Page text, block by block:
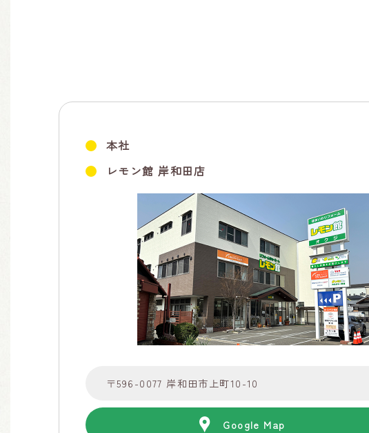
本社
レモン館 岸和田店
〒596-0077 岸和田市上町10-10
Google Map